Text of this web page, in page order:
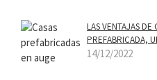
LAS VENTAJAS DE
PREFABRICADA,
14/12/2022